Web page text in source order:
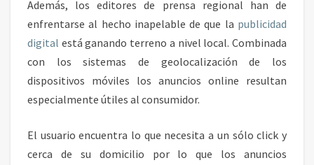
Además, los editores de prensa regional han de
enfrentarse al hecho inapelable de que la publicidad
digital está ganando terreno a nivel local. Combinada
con los sistemas de geolocalización de los
dispositivos móviles los anuncios online resultan
especialmente útiles al consumidor.
El usuario encuentra lo que necesita a un sólo click y
cerca de su domicilio por lo que los anuncios